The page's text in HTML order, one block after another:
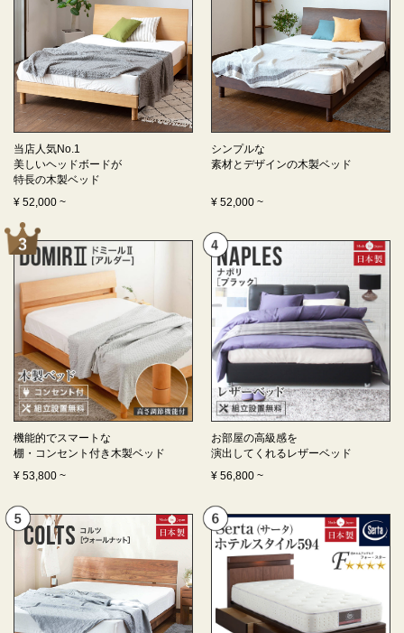
当店人気No.1
美しいヘッドボードが
特長の木製ベッド
¥ 52,000 ~
シンプルな
素材とデザインの木製ベッド
¥ 52,000 ~
機能的でスマートな
棚・コンセント付き木製ベッド
¥ 53,800 ~
お部屋の高級感を
演出してくれるレザーベッド
¥ 56,800 ~